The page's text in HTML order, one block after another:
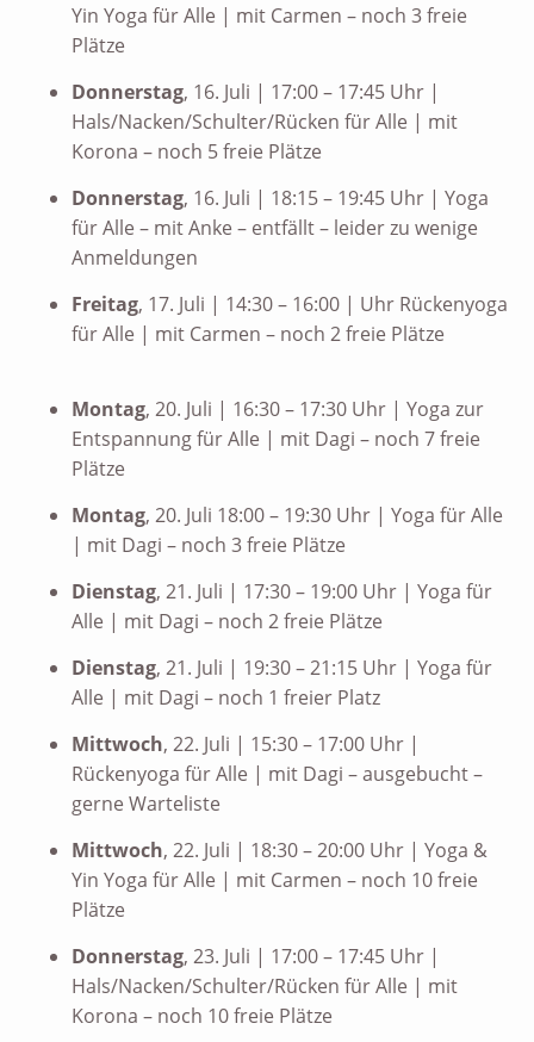
Yin Yoga für Alle | mit Carmen – noch 3 freie
Plätze
Donnerstag, 16. Juli | 17:00 – 17:45 Uhr |
Hals/Nacken/Schulter/Rücken für Alle | mit
Korona – noch 5 freie Plätze
Donnerstag, 16. Juli | 18:15 – 19:45 Uhr | Yoga
für Alle – mit Anke – entfällt – leider zu wenige
Anmeldungen
Freitag, 17. Juli | 14:30 – 16:00 | Uhr Rückenyoga
für Alle | mit Carmen – noch 2 freie Plätze
Montag, 20. Juli | 16:30 – 17:30 Uhr | Yoga zur
Entspannung für Alle | mit Dagi – noch 7 freie
Plätze
Montag, 20. Juli 18:00 – 19:30 Uhr | Yoga für Alle
| mit Dagi – noch 3 freie Plätze
Dienstag, 21. Juli | 17:30 – 19:00 Uhr | Yoga für
Alle | mit Dagi – noch 2 freie Plätze
Dienstag, 21. Juli | 19:30 – 21:15 Uhr | Yoga für
Alle | mit Dagi – noch 1 freier Platz
Mittwoch, 22. Juli | 15:30 – 17:00 Uhr |
Rückenyoga für Alle | mit Dagi – ausgebucht –
gerne Warteliste
Mittwoch, 22. Juli | 18:30 – 20:00 Uhr | Yoga &
Yin Yoga für Alle | mit Carmen – noch 10 freie
Plätze
Donnerstag, 23. Juli | 17:00 – 17:45 Uhr |
Hals/Nacken/Schulter/Rücken für Alle | mit
Korona – noch 10 freie Plätze